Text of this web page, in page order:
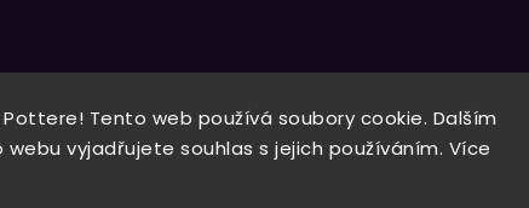
Tento web používá soubory cookie. Dalším
vyjadřujete souhlas s jejich používáním. Více
Copyright 2026Wizardo. Všechna práva vyhrazena.